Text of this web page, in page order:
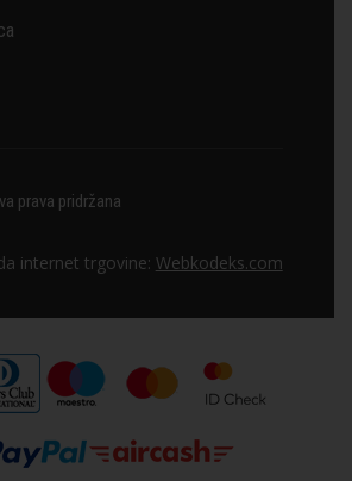
prava pridržana
internet trgovine: Webkodeks.com